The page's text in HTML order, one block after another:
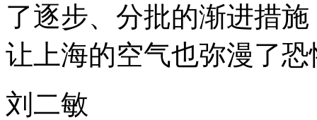
了逐步、分批的渐进措
让上海的空气也弥漫了
刘二敏